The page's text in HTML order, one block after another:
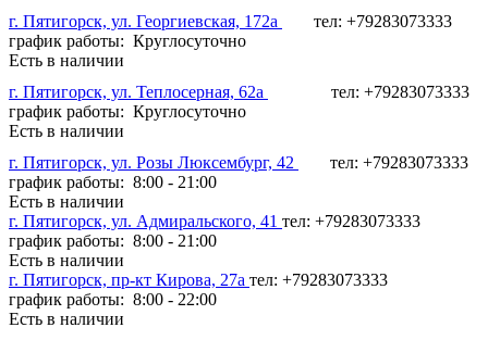
г. Пятигорск, ул. Георгиевская, 172а
тел: +79283073333
график работы: Круглосуточно
Есть в наличии
г. Пятигорск, ул. Теплосерная, 62а
тел: +79283073333
график работы: Круглосуточно
Есть в наличии
г. Пятигорск, ул. Розы Люксембург, 42
тел: +79283073333
график работы: 8:00 - 21:00
Есть в наличии
г. Пятигорск, ул. Адмиральского, 41 тел: +79283073333
график работы: 8:00 - 21:00
Есть в наличии
г. Пятигорск, пр-кт Кирова, 27а тел: +79283073333
график работы: 8:00 - 22:00
Есть в наличии